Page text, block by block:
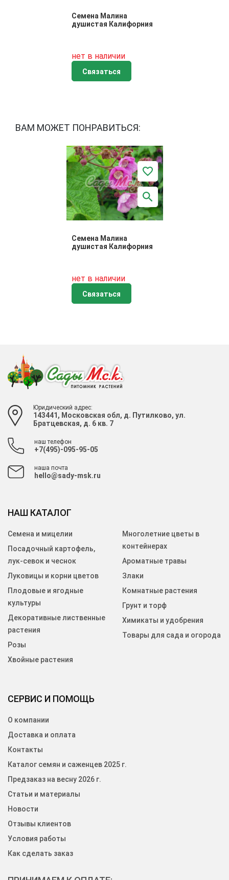
Семена Малина
душистая Калифорния
нет в наличии
Связаться
ВАМ МОЖЕТ ПОНРАВИТЬСЯ:
Семена Малина
душистая Калифорния
нет в наличии
Связаться
Юридический адрес:
143441, Московская обл, д. Путилково, ул.
Братцевская, д. 6 кв. 7
наш телефон
+7(495)-095-95-05
наша почта
hello@sady-msk.ru
СЕРВИС И ПОМОЩЬ
О компании
Доставка и оплата
Контакты
Каталог семян и саженцев 2025 г.
Предзаказ на весну 2026 г.
Статьи и материалы
Новости
Отзывы клиентов
Условия работы
Как сделать заказ
НАШ КАТАЛОГ
Семена и мицелии
Посадочный картофель,
лук-севок и чеснок
Луковицы и корни цветов
Плодовые и ягодные
культуры
Декоративные лиственные
растения
Розы
Хвойные растения
Многолетние цветы в
контейнерах
Ароматные травы
Злаки
Комнатные растения
Грунт и торф
Химикаты и удобрения
Товары для сада и огорода